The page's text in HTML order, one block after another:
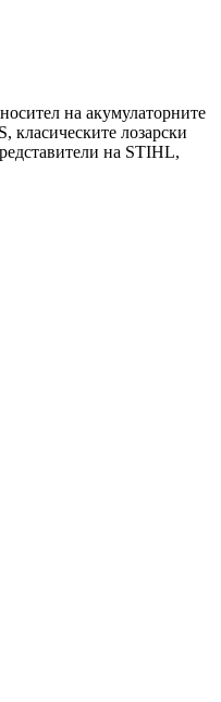
на акумулаторните
лозарски
на STIHL,